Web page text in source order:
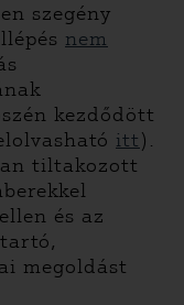
szegény
nem
kezdődött
itt).
tiltakozott
és az
megoldást